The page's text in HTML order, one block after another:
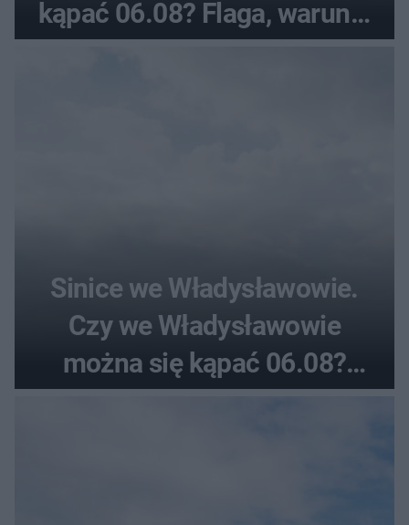
kąpać 06.08? Flaga, warunki
Sinice we Władysławowie.
Czy we Władysławowie
można się kąpać 06.08?
Flaga, warunki pogodowe